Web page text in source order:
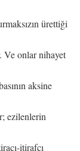
ürettiği
Ve onlar nihayet
aksine
ezilenlerin
itirafçı